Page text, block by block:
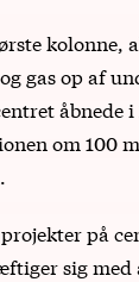
kolonne,
gas op af
åbnede
om 100
på
sig